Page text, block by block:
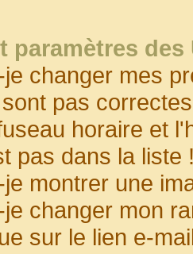
paramètres
changer mes
pas
horaire et
pas dans la liste
montrer une
changer mon
sur le lien e-